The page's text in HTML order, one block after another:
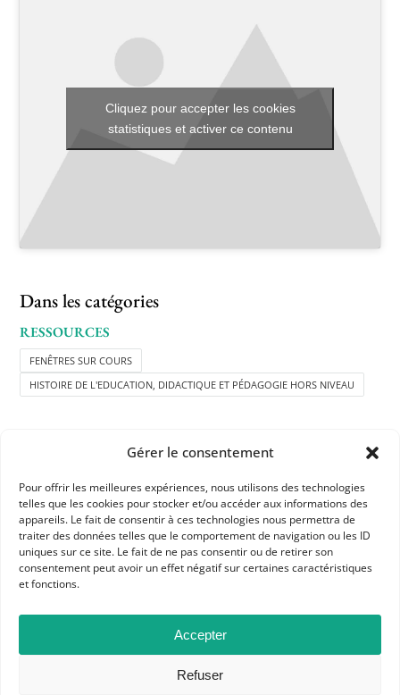
Gérer le consentement
Pour offrir les meilleures expériences, nous utilisons des technologies
telles que les cookies pour stocker et/ou accéder aux informations des
appareils. Le fait de consentir à ces technologies nous permettra de
traiter des données telles que le comportement de navigation ou les ID
uniques sur ce site. Le fait de ne pas consentir ou de retirer son
consentement peut avoir un effet négatif sur certaines caractéristiques
et fonctions.
Accepter
Refuser
Concours de recrutement
Concours scolaires
Conférences, tables rondes
Critique d’ouvrages publiés
Cliquez pour accepter les cookies
statistiques et activer ce contenu
Dans les catégories
RESSOURCES
FENÊTRES SUR COURS
HISTOIRE DE L'EDUCATION, DIDACTIQUE ET PÉDAGOGIE HORS NIVEAU
APHG
Association des professeurs d'histoire et géographie
BP 6541 – 75065 Paris Cedex 02
CONTACTEZ-NOUS